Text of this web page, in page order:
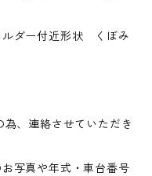
ダー付近形状 くぼみ
、連絡させていただき
写真や年式・車台番号